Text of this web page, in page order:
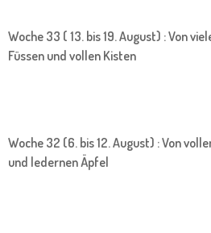
Woche 33 ( 13. bis 19. August) : Von
Füssen und vollen Kisten
Woche 32 (6. bis 12. August) : Von
und ledernen Äpfel